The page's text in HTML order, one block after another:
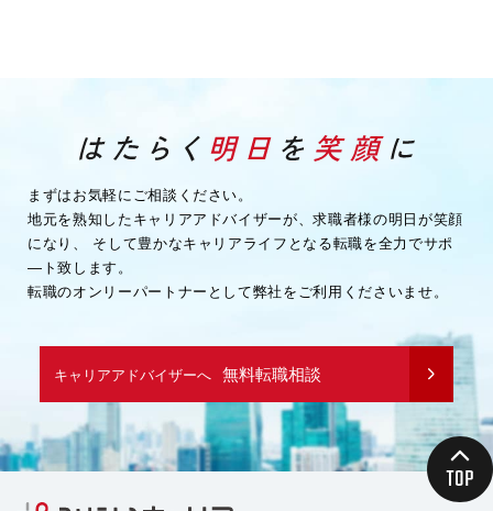
まずはお気軽にご相談ください。
地元を熟知したキャリアアドバイザーが、求職者様の明日が笑顔
になり、
そして豊かなキャリアライフとなる転職を全力でサポ
―ト致します。
転職のオンリーパートナーとして弊社をご利用くださいませ。
キャリアアドバイザーへ 無料転職相談